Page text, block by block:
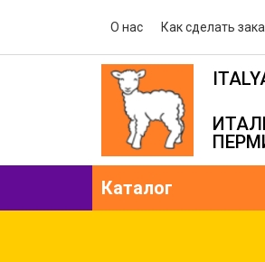
О нас Как сделать
Каталог